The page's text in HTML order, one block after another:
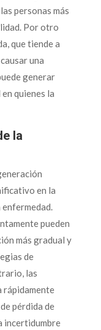
personas más
Por otro
que tiende a
una
generar
quienes la
la
en la
pueden
más gradual y
de
las
rápidamente
pérdida de
incertidumbre